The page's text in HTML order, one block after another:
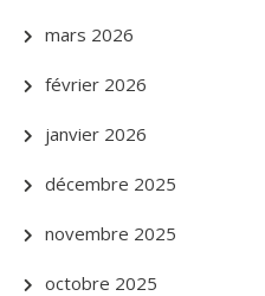
mars 2026
février 2026
janvier 2026
décembre 2025
novembre 2025
octobre 2025